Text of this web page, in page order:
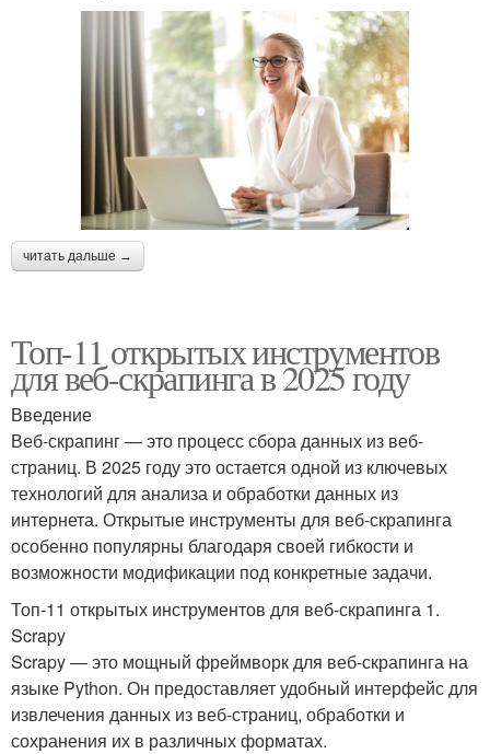
читать дальше →
Топ-11 открытых инструментов
для веб-скрапинга в 2025 году
Введение
Веб-скрапинг — это процесс сбора данных из веб-
страниц. В 2025 году это остается одной из ключевых
технологий для анализа и обработки данных из
интернета. Открытые инструменты для веб-скрапинга
особенно популярны благодаря своей гибкости и
возможности модификации под конкретные задачи.
Топ-11 открытых инструментов для веб-скрапинга 1.
Scrapy
Scrapy — это мощный фреймворк для веб-скрапинга на
языке Python. Он предоставляет удобный интерфейс для
извлечения данных из веб-страниц, обработки и
сохранения их в различных форматах.